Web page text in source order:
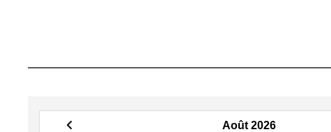
Août 2026